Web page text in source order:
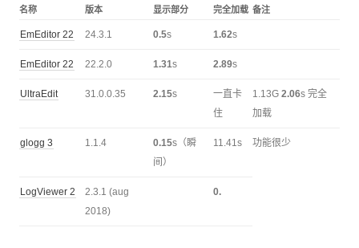
名称 版本 显示部分 完全加载 备注
EmEditor 22 24.3.1 0.5s 1.62s
EmEditor 22 22.2.0 1.31s 2.89s
UltraEdit 31.0.0.35 2.15s
一直卡
住
1.13G 2.06s 完全
加载
glogg 3 1.1.4 0.15s（瞬
间）
11.41s 功能很少
LogViewer 2
2.3.1 (aug
2018)
0.